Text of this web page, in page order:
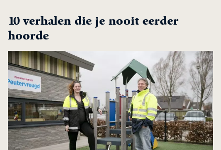
10 verhalen die je nooit eerder
hoorde